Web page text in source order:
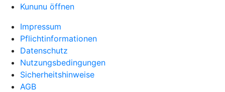
Kununu öffnen
Impressum
Pflichtinformationen
Datenschutz
Nutzungsbedingungen
Sicherheitshinweise
AGB